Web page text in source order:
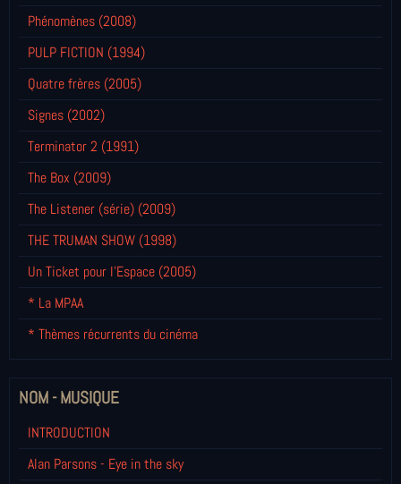
Phénomènes (2008)
PULP FICTION (1994)
Quatre frères (2005)
Signes (2002)
Terminator 2 (1991)
The Box (2009)
The Listener (série) (2009)
THE TRUMAN SHOW (1998)
Un Ticket pour l'Espace (2005)
* La MPAA
* Thèmes récurrents du cinéma
NOM - MUSIQUE
INTRODUCTION
Alan Parsons - Eye in the sky